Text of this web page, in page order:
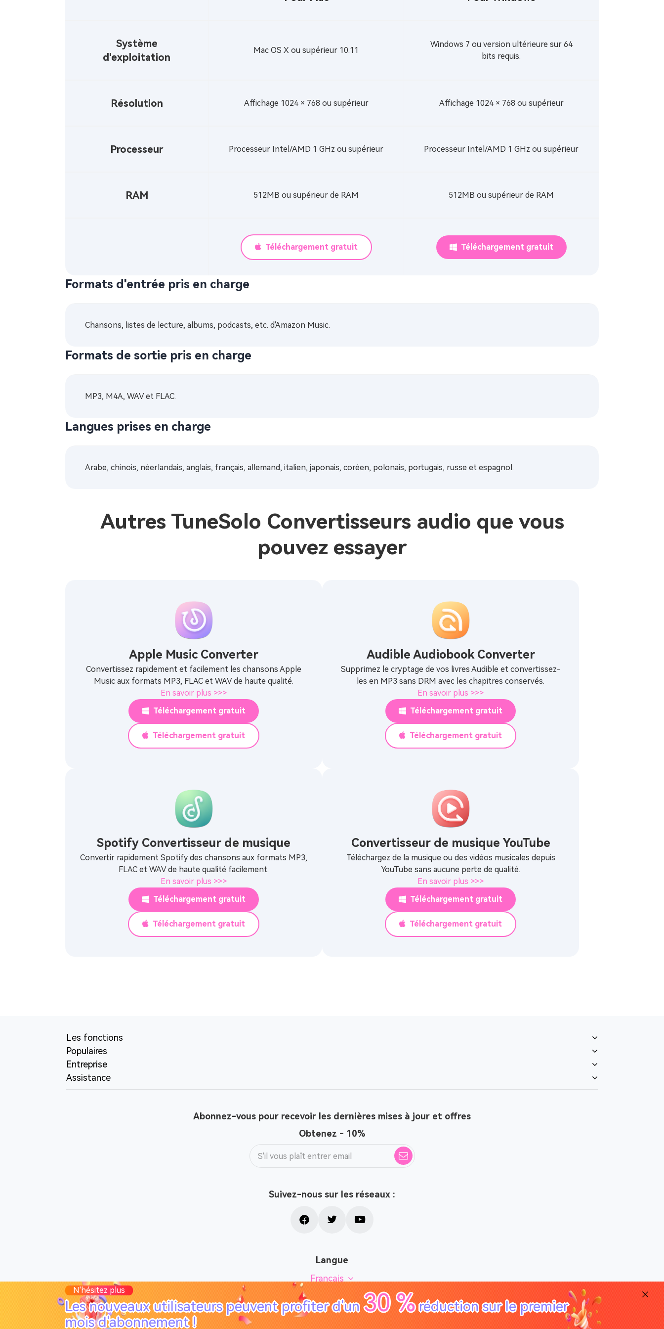
Système
d'exploitation
Mac OS X ou supérieur 10.11
Windows 7 ou version ultérieure sur 64
bits requis.
Résolution Affichage 1024 × 768 ou supérieur Affichage 1024 × 768 ou supérieur
Processeur Processeur Intel/AMD 1 GHz ou supérieur Processeur Intel/AMD 1 GHz ou supérieur
RAM 512MB ou supérieur de RAM 512MB ou supérieur de RAM
Téléchargement gratuit Téléchargement gratuit
Formats d'entrée pris en charge
Chansons, listes de lecture, albums, podcasts, etc. d'Amazon Music.
Formats de sortie pris en charge
MP3, M4A, WAV et FLAC.
Langues prises en charge
Arabe, chinois, néerlandais, anglais, français, allemand, italien, japonais, coréen, polonais, portugais, russe et espagnol.
Autres TuneSolo Convertisseurs audio que vous
pouvez essayer
Apple Music Converter
Convertissez rapidement et facilement les chansons Apple
Music aux formats MP3, FLAC et WAV de haute qualité.
En savoir plus >>>
Téléchargement gratuit
Téléchargement gratuit
Audible Audiobook Converter
Supprimez le cryptage de vos livres Audible et convertissez-
les en MP3 sans DRM avec les chapitres conservés.
En savoir plus >>>
Téléchargement gratuit
Téléchargement gratuit
Spotify Convertisseur de musique
Convertir rapidement Spotify des chansons aux formats MP3,
FLAC et WAV de haute qualité facilement.
En savoir plus >>>
Téléchargement gratuit
Téléchargement gratuit
Convertisseur de musique YouTube
Téléchargez de la musique ou des vidéos musicales depuis
YouTube sans aucune perte de qualité.
En savoir plus >>>
Téléchargement gratuit
Téléchargement gratuit
Les fonctions
Populaires
Entreprise
Assistance
Abonnez-vous pour recevoir les dernières mises à jour et offres
Obtenez - 10%
Suivez-nous sur les réseaux :
Langue
Français
© 2026 PLE Inc. Tous droits réservés. TuneSolo. Tous droits réservés.
N'hésitez plus
Les nouveaux utilisateurs peuvent profiter d'un30 %réduction sur le premier
mois d'abonnement !